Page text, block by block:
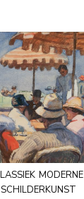
moderne
schilderkunst